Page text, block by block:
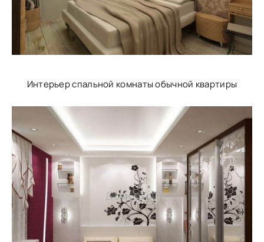
Интерьер спальной комнаты обычной квартиры